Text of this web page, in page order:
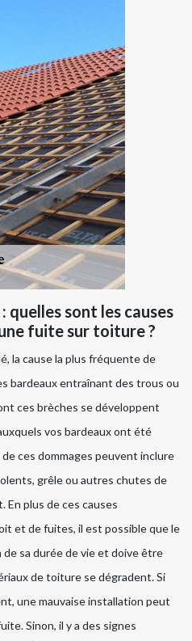
quelles sont les causes
fuite sur toiture ?
la cause la plus fréquente de
bardeaux entraînant des trous ou
ces brèches se développent
vos bardeaux ont été
ces dommages peuvent inclure
grêle ou autres chutes de
En plus de ces causes
et de fuites, il est possible que le
sa durée de vie et doive être
de toiture se dégradent. Si
une mauvaise installation peut
Sinon, il y a des signes